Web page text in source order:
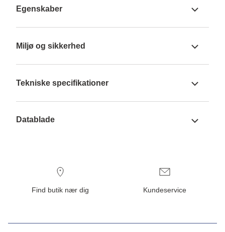
Egenskaber
Miljø og sikkerhed
Tekniske specifikationer
Datablade
Find butik nær dig Kundeservice